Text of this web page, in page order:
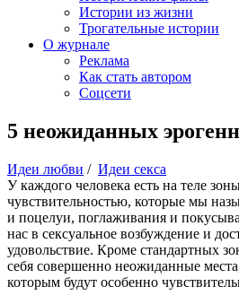
Истории из жизни
Трогательные истории
О журнале
Реклама
Как стать автором
Соцсети
5 неожиданных
Идеи любви / Идеи секса
У каждого человека есть на теле
чувствительностью, которые мы
и поцелуи, поглаживания и
нас в сексуальное возбуждение и
удовольствие. Кроме стандартных
себя совершенно неожиданные
которым будут особенно